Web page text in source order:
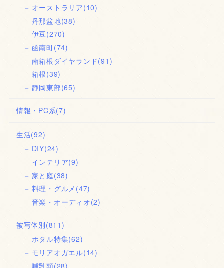
オーストラリア(10)
丹那盆地(38)
伊豆(270)
函南町(74)
南箱根ダイヤランド(91)
箱根(39)
静岡東部(65)
情報・PC系(7)
生活(92)
DIY(24)
インテリア(9)
家と庭(38)
料理・グルメ (47)
音楽・オーディオ(2)
被写体別(811)
ホタル特集(62)
モリアオガエル(14)
哺乳類(28)